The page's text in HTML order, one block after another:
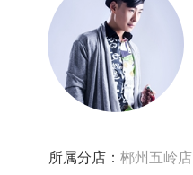
所属分店： 郴州五岭店